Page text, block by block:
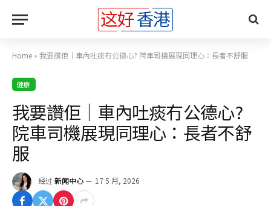
Home » 我要讚佢｜車內吐痰冇公德心? 院車司機展現同理心：長者不舒服
健康
我要讚佢｜車內吐痰冇公德心?
院車司機展現同理心：長者不舒
服
经过 新闻中心 17 5 月, 2026